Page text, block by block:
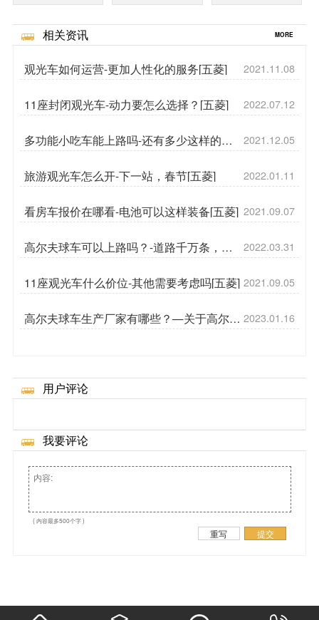
相关资讯 MORE
观光车如何运营-更加人性化的服务[五菱] 2021.11.08
11座封闭观光车-动力要怎么选择？[五菱] 2022.07.12
多功能小吃车能上路吗-还有多少这样的车
[五菱]
2021.12.05
旅游观光车怎么开-下一站，春节[五菱] 2022.01.11
看房车报价在哪看-电池可以这样装备[五菱] 2021.09.07
高尔夫球车可以上路吗？-道路千万条，安
全第一条[五菱]
2022.03.31
11座观光车什么价位-其他需要考虑吗[五菱] 2021.09.05
高尔夫球车生产厂家有哪些？—关于高尔夫
球车的介绍[五菱]
2023.01.16
用户评论
我要评论
( 内容最多500个字 )
重写 提交